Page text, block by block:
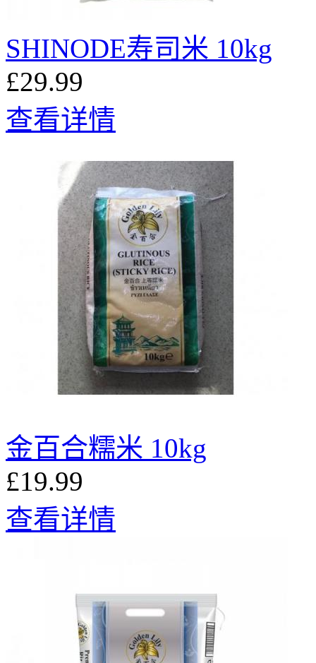
SHINODE寿司米 10kg
£29.99
查看详情
金百合糯米 10kg
£19.99
查看详情